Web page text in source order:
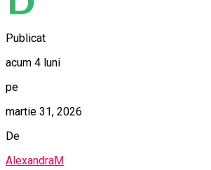
Publicat
acum 4 luni
pe
martie 31, 2026
De
AlexandraM